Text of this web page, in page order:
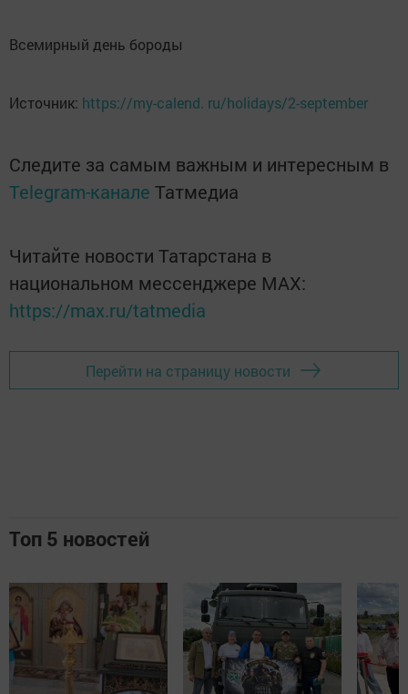
Всемирный день бороды
Источник: https://my-calend. ru/holidays/2-september
Следите за самым важным и интересным в
Telegram-канале Татмедиа
Читайте новости Татарстана в
национальном мессенджере MАХ:
https://max.ru/tatmedia
Перейти на страницу новости
Топ 5 новостей